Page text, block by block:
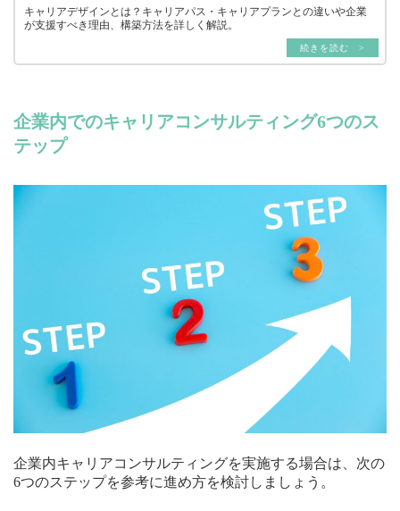
キャリアデザインとは？キャリアパス・キャリアプランとの違いや企業
が支援すべき理由、構築方法を詳しく解説。
続きを読む >
企業内でのキャリアコンサルティング6つのス
テップ
企業内キャリアコンサルティングを実施する場合は、次の
6つのステップを参考に進め方を検討しましょう。